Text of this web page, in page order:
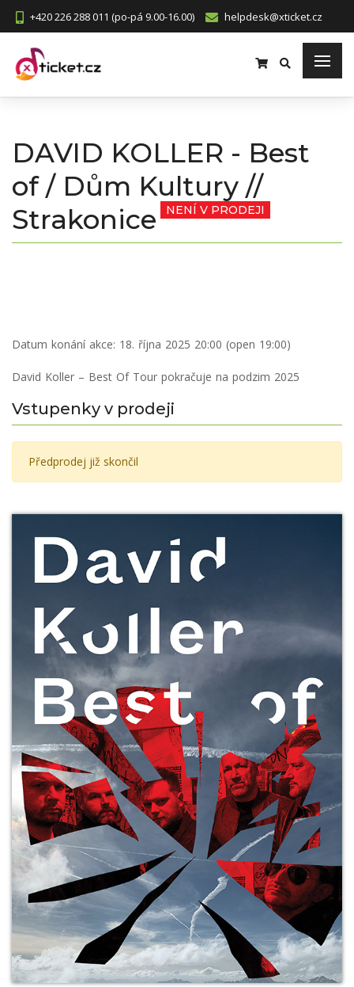
+420 226 288 011 (po-pá 9.00-16.00) helpdesk@xticket.cz
DAVID KOLLER - Best
of / Dům Kultury //
Strakonice
NENÍ V PRODEJI
Datum konání akce: 18. října 2025 20:00 (open 19:00)
David Koller – Best Of Tour pokračuje na podzim 2025
Vstupenky v prodeji
Předprodej již skončil